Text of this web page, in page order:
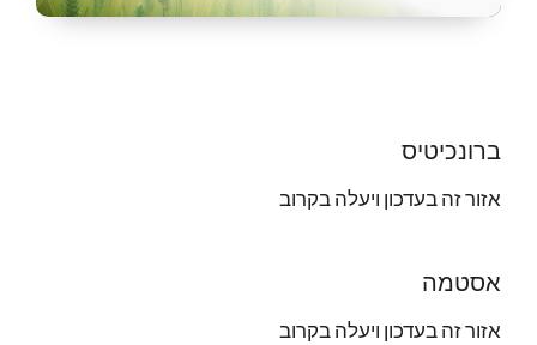
ברונכיטיס
אזור זה בעדכון ויעלה בקרוב
אסטמה
אזור זה בעדכון ויעלה בקרוב